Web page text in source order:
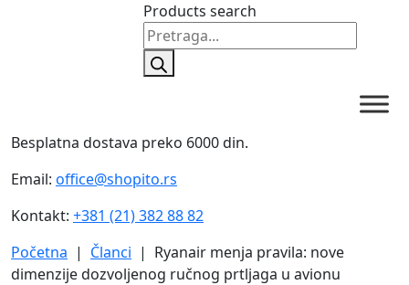
Products search
Besplatna dostava preko 6000 din.
Email: office@shopito.rs
Kontakt: +381 (21) 382 88 82
Početna | Članci | Ryanair menja pravila: nove
dimenzije dozvoljenog ručnog prtljaga u avionu